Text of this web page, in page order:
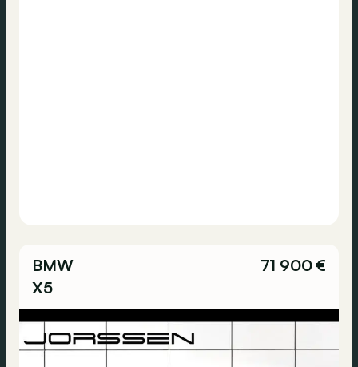
BMW
X5
71 900 €